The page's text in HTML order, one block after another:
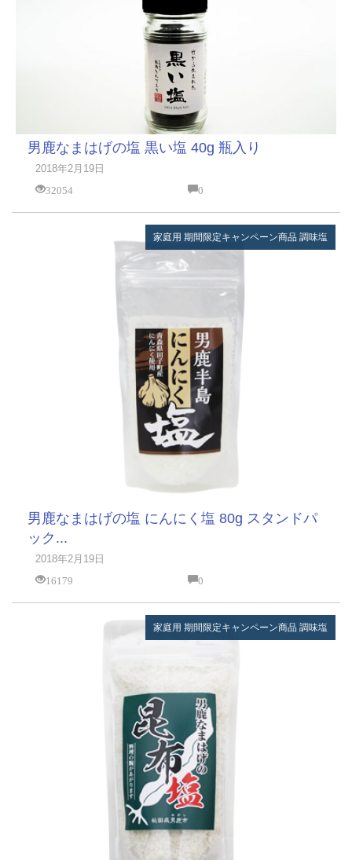
男鹿なまはげの塩 黒い塩 40g 瓶入り
2018年2月19日
32054
0
家庭用 期間限定キャンペーン商品 調味塩
男鹿なまはげの塩 にんにく塩 80g スタンドパ
ック...
2018年2月19日
16179
0
家庭用 期間限定キャンペーン商品 調味塩